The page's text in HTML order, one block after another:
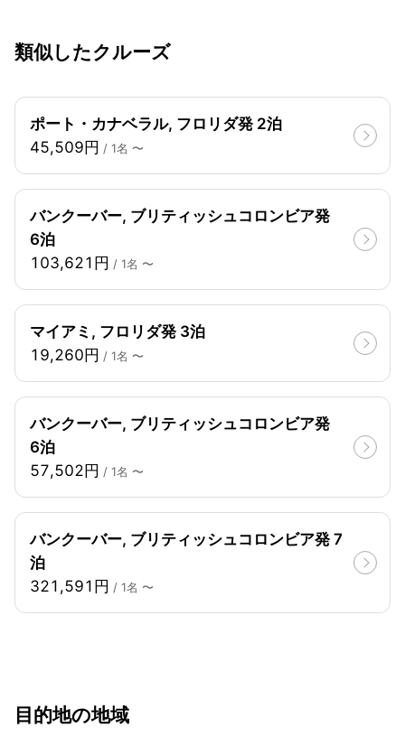
類似したクルーズ
ポート・カナベラル, フロリダ発 2泊
45,509円 / 1名 〜
バンクーバー, ブリティッシュコロンビア発
6泊
103,621円 / 1名 〜
マイアミ, フロリダ発 3泊
19,260円 / 1名 〜
バンクーバー, ブリティッシュコロンビア発
6泊
57,502円 / 1名 〜
バンクーバー, ブリティッシュコロンビア発 7
泊
321,591円 / 1名 〜
目的地の地域